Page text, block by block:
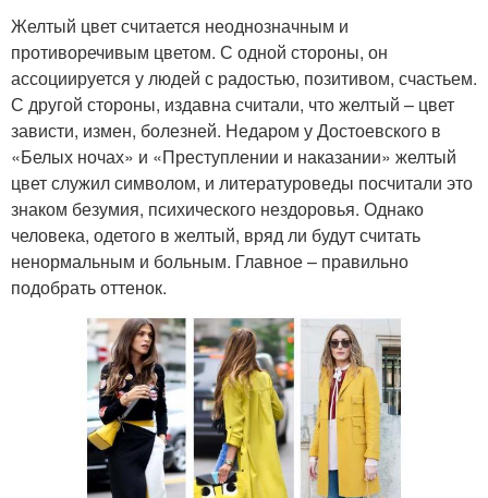
Желтый цвет считается неоднозначным и
противоречивым цветом. С одной стороны, он
ассоциируется у людей с радостью, позитивом, счастьем.
С другой стороны, издавна считали, что желтый – цвет
зависти, измен, болезней. Недаром у Достоевского в
«Белых ночах» и «Преступлении и наказании» желтый
цвет служил символом, и литературоведы посчитали это
знаком безумия, психического нездоровья. Однако
человека, одетого в желтый, вряд ли будут считать
ненормальным и больным. Главное – правильно
подобрать оттенок.